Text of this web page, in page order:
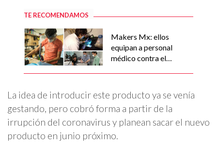
TE RECOMENDAMOS
Makers Mx: ellos
equipan a personal
médico contra el
La idea de introducir este producto ya se venía
gestando, pero cobró forma a partir de la
irrupción del coronavirus y planean sacar el nuevo
producto en junio próximo.